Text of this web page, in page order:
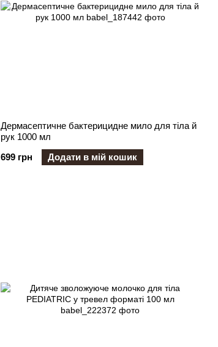
Дермасептичне бактерицидне мило для тіла й
рук 1000 мл
699 грн
Додати в мій кошик